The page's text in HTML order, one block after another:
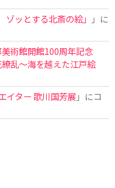
ッとする北斎の絵」
」に
術館開館100周年記念
乱〜海を越えた江戸絵
イター 歌川国芳展 」にコ